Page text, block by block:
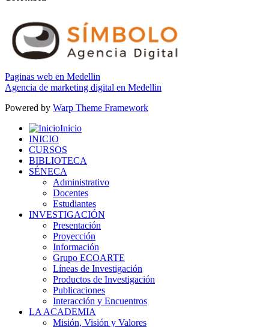
Paginas web en Medellin
Agencia de marketing digital en Medellin
Powered by Warp Theme Framework
Inicio
INICIO
CURSOS
BIBLIOTECA
SÉNECA
Administrativo
Docentes
Estudiantes
INVESTIGACIÓN
Presentación
Proyección
Información
Grupo ECOARTE
Líneas de Investigación
Productos de Investigación
Publicaciones
Interacción y Encuentros
LA ACADEMIA
Misión, Visión y Valores